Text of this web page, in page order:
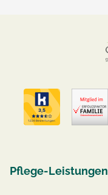
Pflege-Leistungen